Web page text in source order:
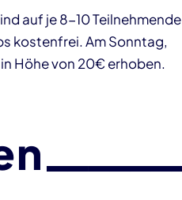
auf je 8-10 Teilnehmende
kostenfrei. Am Sonntag,
Höhe von 20€ erhoben.